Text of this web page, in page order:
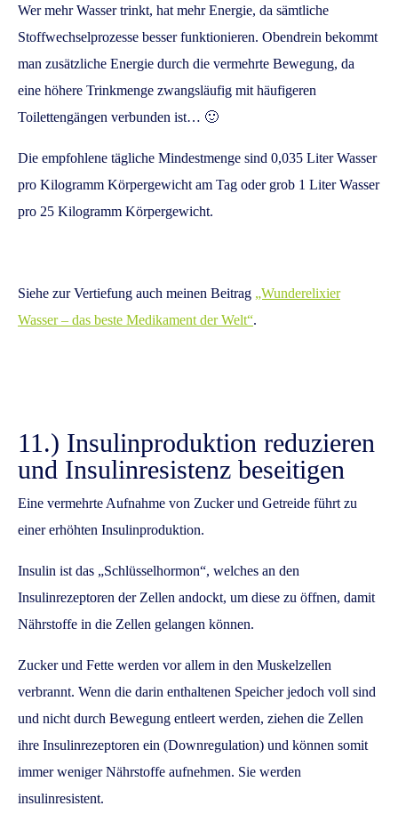
Wer mehr Wasser trinkt, hat mehr Energie, da sämtliche
Stoffwechselprozesse besser funktionieren. Obendrein bekommt
man zusätzliche Energie durch die vermehrte Bewegung, da
eine höhere Trinkmenge zwangsläufig mit häufigeren
Toilettengängen verbunden ist… 🙂
Die empfohlene tägliche Mindestmenge sind 0,035 Liter Wasser
pro Kilogramm Körpergewicht am Tag oder grob 1 Liter Wasser
pro 25 Kilogramm Körpergewicht.
Siehe zur Vertiefung auch meinen Beitrag „Wunderelixier
Wasser – das beste Medikament der Welt“.
11.) Insulinproduktion reduzieren
und Insulinresistenz beseitigen
Eine vermehrte Aufnahme von Zucker und Getreide führt zu
einer erhöhten Insulinproduktion.
Insulin ist das „Schlüsselhormon“, welches an den
Insulinrezeptoren der Zellen andockt, um diese zu öffnen, damit
Nährstoffe in die Zellen gelangen können.
Zucker und Fette werden vor allem in den Muskelzellen
verbrannt. Wenn die darin enthaltenen Speicher jedoch voll sind
und nicht durch Bewegung entleert werden, ziehen die Zellen
ihre Insulinrezeptoren ein (Downregulation) und können somit
immer weniger Nährstoffe aufnehmen. Sie werden
insulinresistent.